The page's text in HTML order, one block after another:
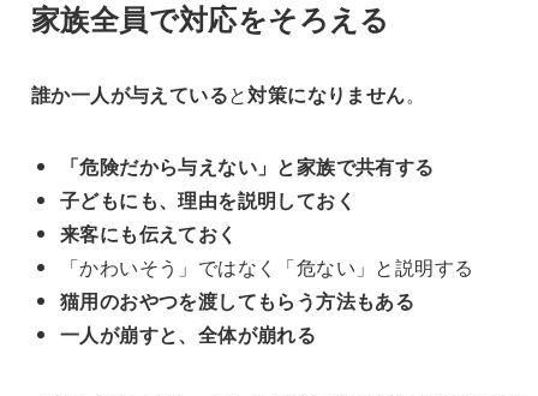
家族全員で対応をそろえる
誰か一人が与えていると対策になりません。
「危険だから与えない」と家族で共有する
子どもにも、理由を説明しておく
来客にも伝えておく
「かわいそう」ではなく「危ない」と説明する
猫用のおやつを渡してもらう方法もある
一人が崩すと、全体が崩れる